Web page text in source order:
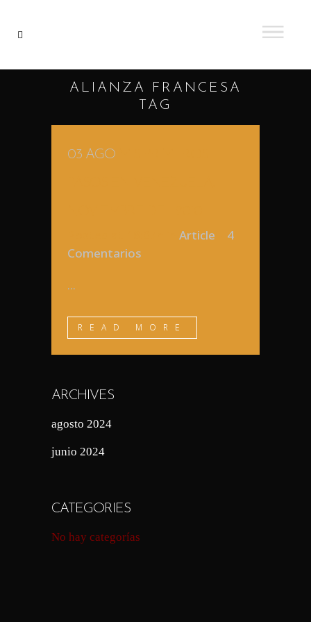
ALIANZA FRANCESA
TAG
03 AGO
Article
4
Comentarios
...
READ MORE
ARCHIVES
agosto 2024
junio 2024
CATEGORIES
No hay categorías